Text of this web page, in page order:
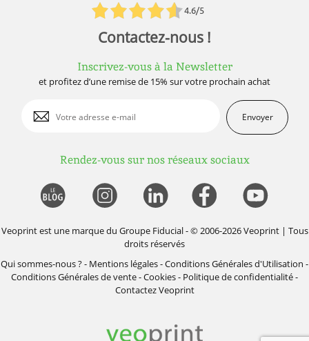
4.6/5
Contactez-nous !
Inscrivez-vous à la Newsletter
et profitez d’une remise de 15% sur votre prochain achat
Envoyer
Rendez-vous sur nos réseaux sociaux
Veoprint est une marque du Groupe Fiducial- © 2006-2026 Veoprint | Tous
droits réservés
Qui sommes-nous ?- Mentions légales-Conditions Générales d'Utilisation -
Conditions Générales de vente-Cookies- Politique de confidentialité-
Contactez Veoprint